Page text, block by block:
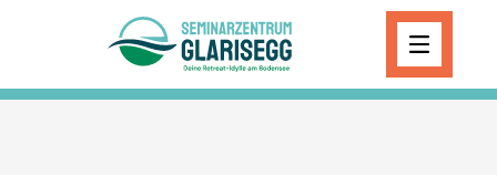
Skip to main content